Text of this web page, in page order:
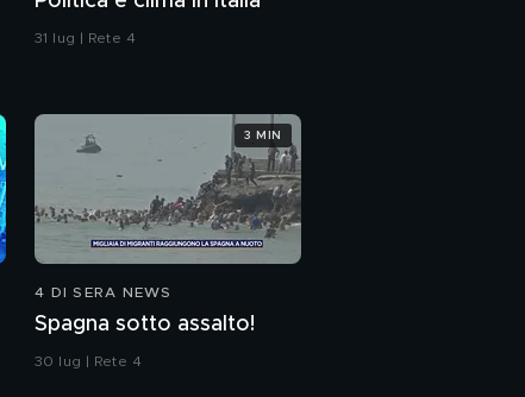
31 lug | Rete 4
4 DI SERA NEWS
Spagna sotto assalto!
30 lug | Rete 4
3 MIN